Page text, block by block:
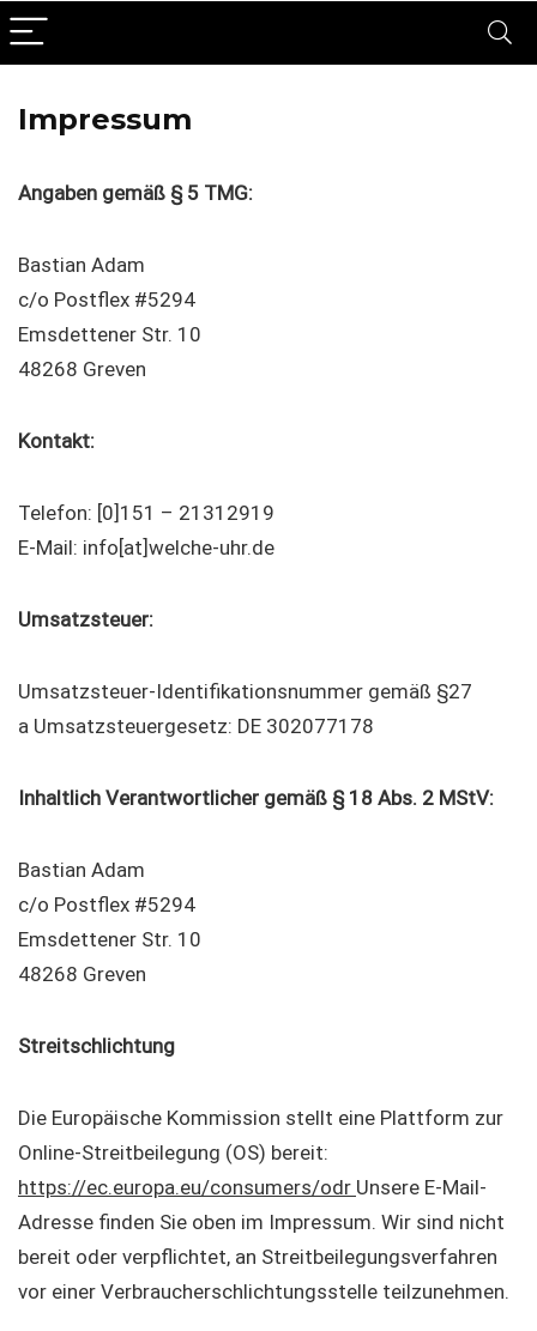
Impressum
Angaben gemäß § 5 TMG:
Bastian Adam
c/o Postflex #5294
Emsdettener Str. 10
48268 Greven
Kontakt:
Telefon: [0]151 – 21312919
E-Mail: info[at]welche-uhr.de
Umsatzsteuer:
Umsatzsteuer-Identifikationsnummer gemäß §27
a Umsatzsteuergesetz: DE 302077178
Inhaltlich Verantwortlicher gemäß § 18 Abs. 2 MStV:
Bastian Adam
c/o Postflex #5294
Emsdettener Str. 10
48268 Greven
Streitschlichtung
Die Europäische Kommission stellt eine Plattform zur
Online-Streitbeilegung (OS) bereit:
https://ec.europa.eu/consumers/odr Unsere E-Mail-
Adresse finden Sie oben im Impressum. Wir sind nicht
bereit oder verpflichtet, an Streitbeilegungsverfahren
vor einer Verbraucherschlichtungsstelle teilzunehmen.